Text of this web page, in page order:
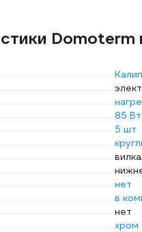
85 Вт
5 шт
нет
в
нет
хром